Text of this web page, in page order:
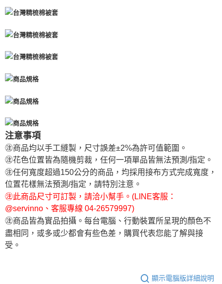
注意事項
㊟商品均以手工縫製，尺寸誤差±2%為許可值範圍。
㊟花色位置皆為隨機剪裁，任何一項單品皆無法預測/指定。
㊟任何寬度超過150公分的商品，均採用接布方式完成寬度，
位置花樣無法預測/指定，請特別注意。
㊟此商品尺寸可訂製，請洽小幫手。(LINE客服：
@servinno、客服專線 04-26579997)
㊟商品皆為實品拍攝。每台電腦、行動裝置所呈現的顏色不
盡相同，或多或少都會有些色差，購買代表您能了解與接
受。
顯示電腦版詳細說明